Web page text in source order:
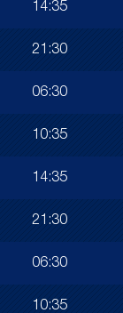
14:35
21:30
06:30
10:35
14:35
21:30
06:30
10:35